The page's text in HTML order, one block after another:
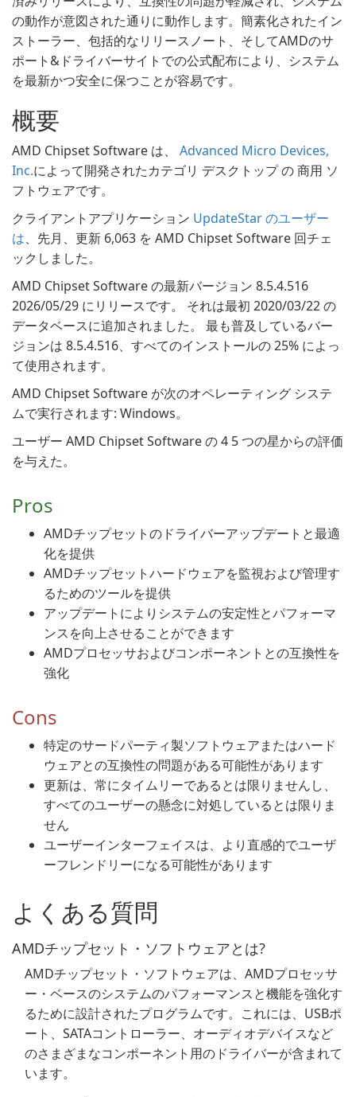
の動作が意図された通りに動作します。簡素化されたイン
ストーラー、包括的なリリースノート、そしてAMDのサ
ポート&ドライバーサイトでの公式配布により、システム
を最新かつ安全に保つことが容易です。
概要
AMD Chipset Software は、 Advanced Micro Devices,
Inc.によって開発されたカテゴリ デスクトップ の 商用 ソ
フトウェアです。
クライアントアプリケーション UpdateStar のユーザー
は、先月、更新 6,063 を AMD Chipset Software 回チェ
ックしました。
AMD Chipset Software の最新バージョン 8.5.4.516
2026/05/29 にリリースです。 それは最初 2020/03/22 の
データベースに追加されました。 最も普及しているバー
ジョンは 8.5.4.516、すべてのインストールの 25% によっ
て使用されます。
AMD Chipset Software が次のオペレーティング システ
ムで実行されます: Windows。
ユーザー AMD Chipset Software の 4 5 つの星からの評価
を与えた。
Pros
AMDチップセットのドライバーアップデートと最適
化を提供
AMDチップセットハードウェアを監視および管理す
るためのツールを提供
アップデートによりシステムの安定性とパフォーマ
ンスを向上させることができます
AMDプロセッサおよびコンポーネントとの互換性を
強化
Cons
特定のサードパーティ製ソフトウェアまたはハード
ウェアとの互換性の問題がある可能性があります
更新は、常にタイムリーであるとは限りませんし、
すべてのユーザーの懸念に対処しているとは限りま
せん
ユーザーインターフェイスは、より直感的でユーザ
ーフレンドリーになる可能性があります
よくある質問
AMDチップセット・ソフトウェアとは?
AMDチップセット・ソフトウェアは、AMDプロセッサ
ー・ベースのシステムのパフォーマンスと機能を強化す
るために設計されたプログラムです。これには、USBポ
ート、SATAコントローラー、オーディオデバイスなど
のさまざまなコンポーネント用のドライバーが含まれて
います。